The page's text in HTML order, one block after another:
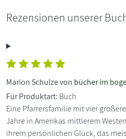
Rezensionen unserer
Marion Schulze von bücher im
Für Produktart: Buch
Eine Pfarrersfamilie mit vier
Jahre in Amerikas mittlerem
ihrem persönlichen Glück, das